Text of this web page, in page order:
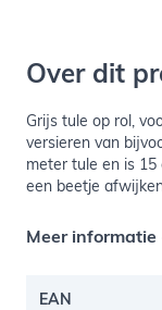
Over dit
Grijs tule op rol,
versieren van
meter tule en is
een beetje
Meer informatie
EAN